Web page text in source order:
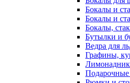
Бокалы и
Бокалы и
Бокалы,
Бутылки и
Ведра для
Графины,